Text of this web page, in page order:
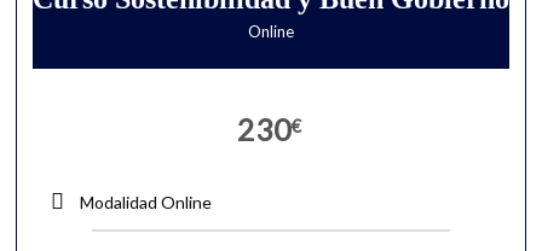
Online
230€
Modalidad Online